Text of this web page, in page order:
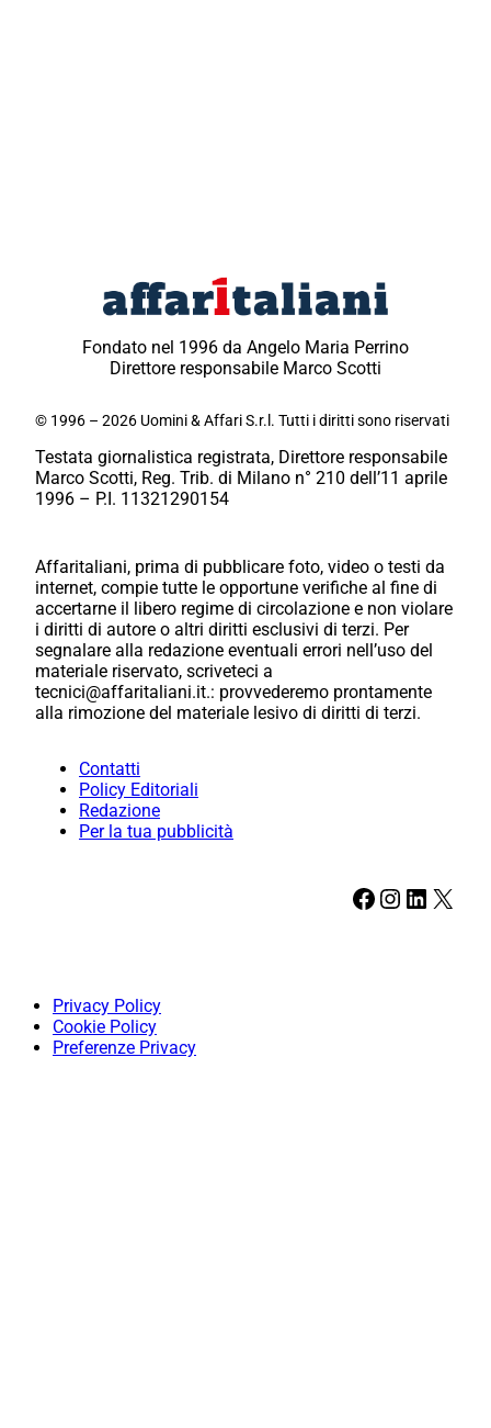
Fondato nel 1996 da Angelo Maria Perrino
Direttore responsabile Marco Scotti
© 1996 – 2026 Uomini & Affari S.r.l. Tutti i diritti sono riservati
Testata giornalistica registrata, Direttore responsabile
Marco Scotti, Reg. Trib. di Milano n° 210 dell’11 aprile
1996 – P.I. 11321290154
Affaritaliani, prima di pubblicare foto, video o testi da
internet, compie tutte le opportune verifiche al fine di
accertarne il libero regime di circolazione e non violare
i diritti di autore o altri diritti esclusivi di terzi. Per
segnalare alla redazione eventuali errori nell’uso del
materiale riservato, scriveteci a
tecnici@affaritaliani.it.: provvederemo prontamente
alla rimozione del materiale lesivo di diritti di terzi.
Contatti
Policy Editoriali
Redazione
Per la tua pubblicità
Facebook Instagram LinkedIn X
Privacy Policy
Cookie Policy
Preferenze Privacy